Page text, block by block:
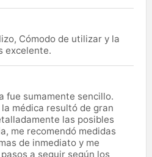
Cómodo de utilizar y la
excelente.
fue sumamente sencillo.
médica resultó de gran
las posibles
me recomendó medidas
de inmediato y me
a seguir según los